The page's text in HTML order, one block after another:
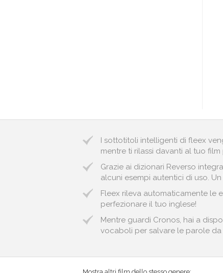
I sottotitoli intelligenti di fleex
mentre ti rilassi davanti al tuo film
Grazie ai dizionari Reverso
alcuni esempi autentici di uso.
Fleex rileva automaticamente le
perfezionare il tuo inglese!
Mentre guardi Cronos, hai a
vocaboli per salvare le parole